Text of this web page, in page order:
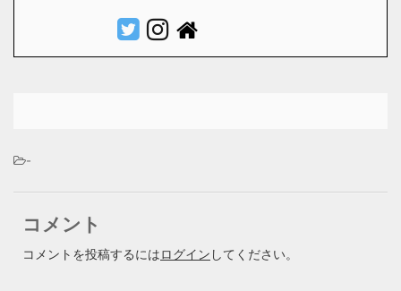
-
コメント
コメントを投稿するにはログイン してください。